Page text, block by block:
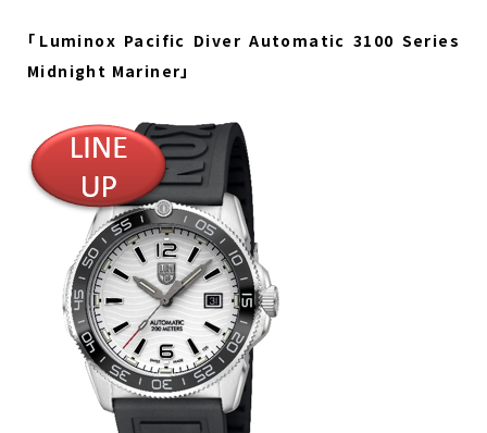
「Luminox Pacific Diver Automatic 3100 Series
Midnight Mariner」